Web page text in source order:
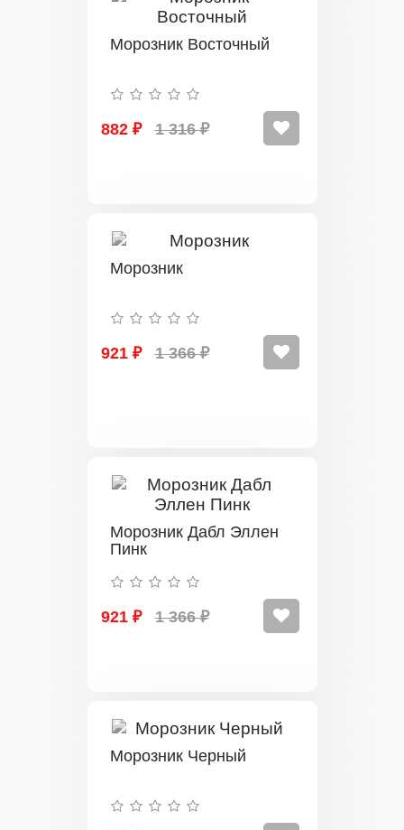
Морозник Восточный
882 ₽ 1 316 ₽
Морозник
921 ₽ 1 366 ₽
Морозник Дабл Эллен
Пинк
921 ₽ 1 366 ₽
Морозник Черный